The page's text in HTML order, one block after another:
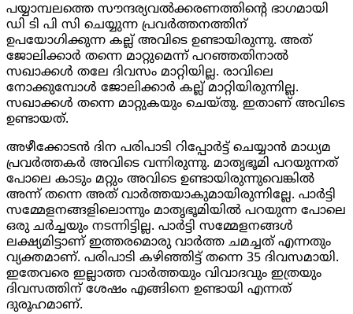
പയ്യാമ്പലത്തെ സൗന്ദര്യവൽക്കരണത്തിന്റെ ഭാഗമായി
ഡി ടി പി സി ചെയ്യുന്ന പ്രവർത്തനത്തിന്
ഉപയോഗിക്കുന്ന കല്ല് അവിടെ ഉണ്ടായിരുന്നു. അത്
ജോലിക്കാർ തന്നെ മാറ്റുമെന്ന് പറഞ്ഞതിനാൽ
സഖാക്കൾ തലേ ദിവസം മാറ്റിയില്ല. രാവിലെ
നോക്കുമ്പോൾ ജോലിക്കാർ കല്ല് മാറ്റിയിരുന്നില്ല.
സഖാക്കൾ തന്നെ മാറ്റുകയും ചെയ്തു. ഇതാണ് അവിടെ
ഉണ്ടായത്.
അഴീക്കോടൻ ദിന പരിപാടി റിപ്പോർട്ട് ചെയ്യാൻ മാധ്യമ
പ്രവർത്തകർ അവിടെ വന്നിരുന്നു. മാതൃഭൂമി പറയുന്നത്
പോലെ കാടും മറ്റും അവിടെ ഉണ്ടായിരുന്നുവെങ്കിൽ
അന്ന് തന്നെ അത് വാർത്തയാകുമായിരുന്നില്ലേ. പാർട്ടി
സമ്മേളനങ്ങളിലൊന്നും മാതൃഭൂമിയിൽ പറയുന്ന പോലെ
ഒരു ചർച്ചയും നടന്നിട്ടില്ല. പാർട്ടി സമ്മേളനങ്ങൾ
ലക്ഷ്യമിട്ടാണ് ഇത്തരമൊരു വാർത്ത ചമച്ചത് എന്നതും
വ്യക്തമാണ്. പരിപാടി കഴിഞ്ഞിട്ട് തന്നെ 35 ദിവസമായി.
ഇതേവരെ ഇല്ലാത്ത വാർത്തയും വിവാദവും ഇത്രയും
ദിവസത്തിന് ശേഷം എങ്ങിനെ ഉണ്ടായി എന്നത്
ദുരൂഹമാണ്.